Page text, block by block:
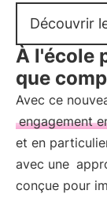
Découvrir
À l'école
que
Avec ce
engagement
et en
avec une
conçue pour